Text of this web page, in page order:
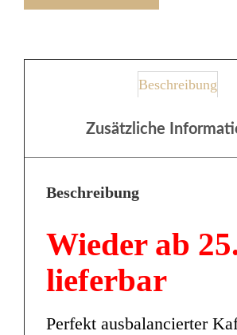
De
Menge
Beschreibung
Zusätzliche
Beschreibung
Wieder ab
lieferbar
Perfekt ausbalancierter